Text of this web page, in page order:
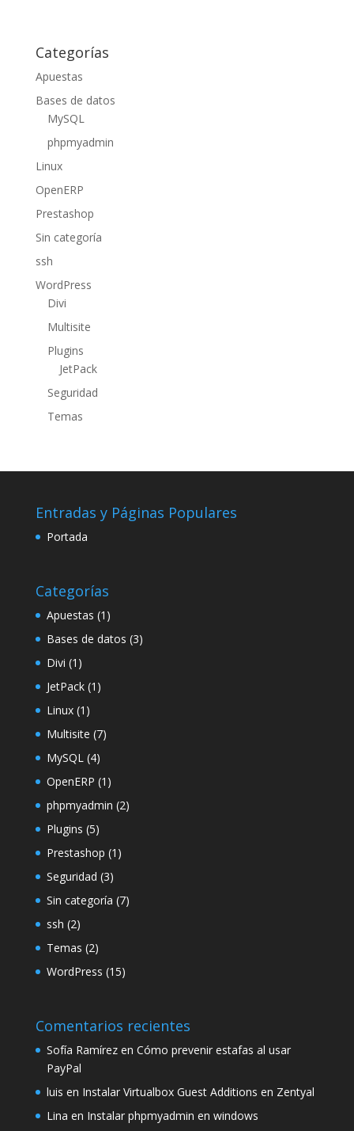
Categorías
Apuestas
Bases de datos
MySQL
phpmyadmin
Linux
OpenERP
Prestashop
Sin categoría
ssh
WordPress
Divi
Multisite
Plugins
JetPack
Seguridad
Temas
Entradas y Páginas Populares
Portada
Categorías
Apuestas (1)
Bases de datos (3)
Divi (1)
JetPack(1)
Linux(1)
Multisite (7)
MySQL(4)
OpenERP (1)
phpmyadmin (2)
Plugins (5)
Prestashop (1)
Seguridad (3)
Sin categoría (7)
ssh (2)
Temas (2)
WordPress (15)
Comentarios recientes
Sofía Ramírezen Cómo prevenir estafas al usar
PayPal
luis en Instalar Virtualbox Guest Additions en Zentyal
Lina en Instalar phpmyadmin en windows